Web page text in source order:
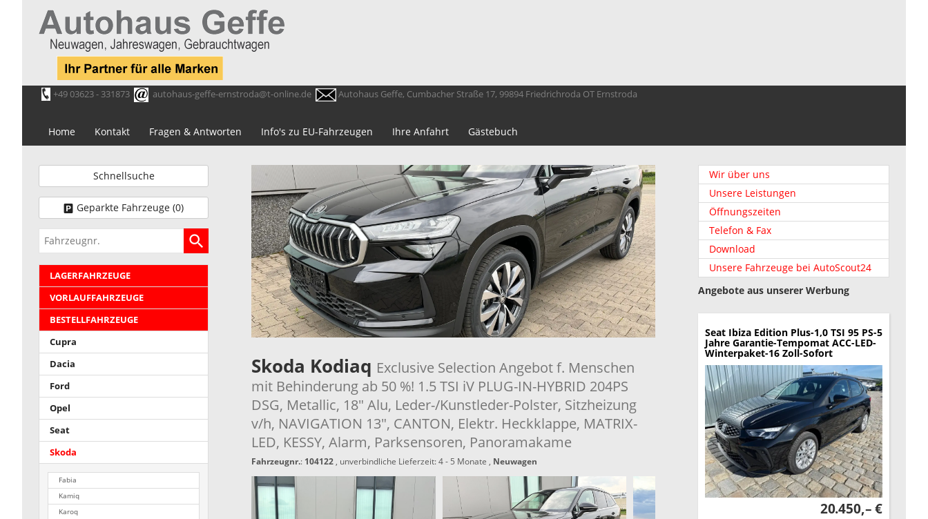
+49 03623 - 331873 autohaus-geffe-ernstroda@t-online.de Autohaus Geffe, Cumbacher Straße 17, 99894 Friedrichroda OT Ernstroda
Home Kontakt Fragen & Antworten Info's zu EU-Fahrzeugen Ihre Anfahrt Gästebuch
Skoda Kodiaq Exclusive Selection Angebot f. Menschen
mit Behinderung ab 50 %! 1.5 TSI iV PLUG-IN-HYBRID 204PS
DSG, Metallic, 18" Alu, Leder-/Kunstleder-Polster, Sitzheizung
v/h, NAVIGATION 13", CANTON, Elektr. Heckklappe, MATRIX-
LED, KESSY, Alarm, Parksensoren, Panoramakame
Fahrzeugnr.: 104122, unverbindliche Lieferzeit: 4 - 5 Monate , Neuwagen
Schnellsuche
Geparkte Fahrzeuge (0)
Fahrzeugnr.
LAGERFAHRZEUGE
VORLAUFFAHRZEUGE
BESTELLFAHRZEUGE
Cupra
Dacia
Ford
Opel
Seat
Skoda
Fabia
Kamiq
Karoq
Wir über uns
Unsere Leistungen
Öffnungszeiten
Telefon & Fax
Download
Unsere Fahrzeuge bei AutoScout24
Angebote aus unserer Werbung
Seat Ibiza Edition Plus-1,0 TSI 95 PS-5
Jahre Garantie-Tempomat ACC-LED-
Winterpaket-16 Zoll-Sofort
20.450,– €